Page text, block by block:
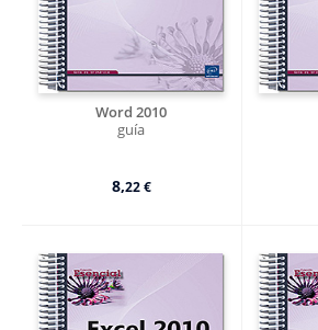
Word 2010
guía
8,22 €